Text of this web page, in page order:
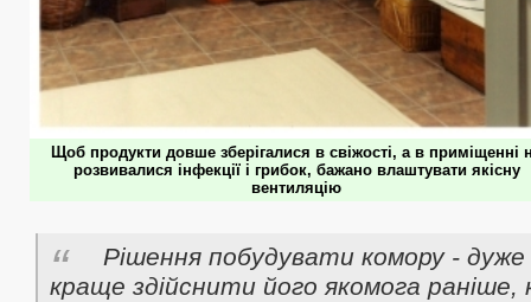
Щоб продукти довше зберігалися в свіжості, а в приміщенні
розвивалися інфекції і грибок, бажано влаштувати якісну
вентиляцію
Рішення побудувати комору - дуже
краще здійснити його якомога